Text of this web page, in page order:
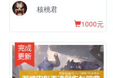
核桃君
1000元